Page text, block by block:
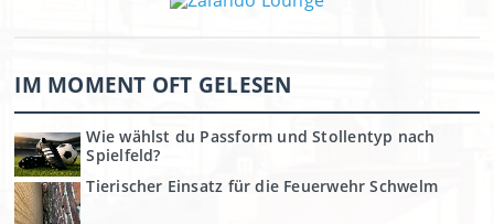
IM MOMENT OFT GELESEN
Wie wählst du Passform und Stollentyp nach
Spielfeld?
Tierischer Einsatz für die Feuerwehr Schwelm